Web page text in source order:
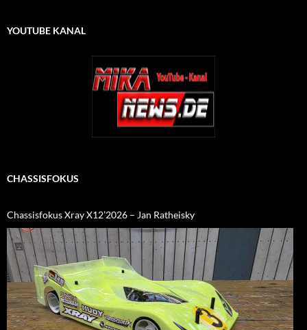
YOUTUBE KANAL
CHASSISFOKUS
Chassisfokus Xray X12’2026 – Jan Ratheisky